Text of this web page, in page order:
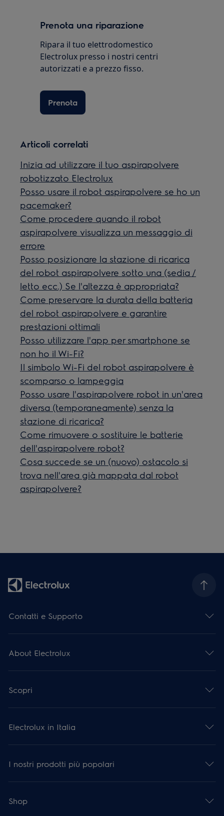
Prenota una riparazione
Ripara il tuo elettrodomestico
Electrolux presso i nostri centri
autorizzati e a prezzo fisso.
Prenota
Articoli correlati
Inizia ad utilizzare il tuo aspirapolvere
robotizzato Electrolux
Posso usare il robot aspirapolvere se ho un
pacemaker?
Come procedere quando il robot
aspirapolvere visualizza un messaggio di
errore
Posso posizionare la stazione di ricarica
del robot aspirapolvere sotto una (sedia /
letto ecc.) Se l'altezza è appropriata?
Come preservare la durata della batteria
del robot aspirapolvere e garantire
prestazioni ottimali
Posso utilizzare l'app per smartphone se
non ho il Wi-Fi?
Il simbolo Wi-Fi del robot aspirapolvere è
scomparso o lampeggia
Posso usare l'aspirapolvere robot in un'area
diversa (temporaneamente) senza la
stazione di ricarica?
Come rimuovere o sostituire le batterie
dell'aspirapolvere robot?
Cosa succede se un (nuovo) ostacolo si
trova nell'area già mappata dal robot
aspirapolvere?
Contatti e Supporto
About Electrolux
Scopri
Electrolux in Italia
I nostri prodotti più popolari
Shop